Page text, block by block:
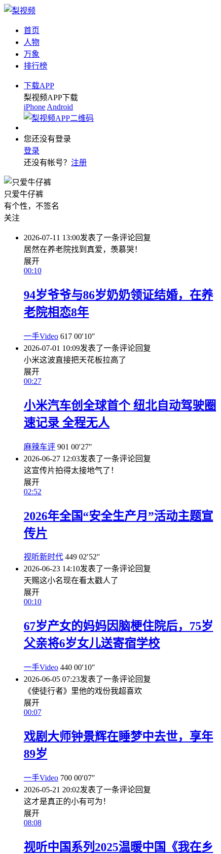
首页
人物
万象
排行榜
下载APP
梨视频APP下载
iPhone Android
您还没有登录
登录
还没有帐号？ 注册
只爱牛仔裤
有个性，不签名
关注
2026-07-11 13:00发表了一条评论回复
居然在养老院找到真爱，羡慕哭！
展开
00:10
94岁爷爷与86岁奶奶领证结婚，在养
老院相恋8年
一手Video 617 00′10″
2026-07-01 10:09发表了一条评论回复
小米这波直接把天花板拉高了
展开
00:27
小米汽车创全球首个 纽北自动驾驶圈
速记录 全程无人
麻辣车评 901 00′27″
2026-06-27 12:03发表了一条评论回复
这宣传片拍得太接地气了！
展开
02:52
2026年全国“安全生产月”活动主题宣
传片
视听新时代 449 02′52″
2026-06-23 14:10发表了一条评论回复
天赐这小名现在看太戳人了
展开
00:10
67岁产女的妈妈因脑梗住院后，75岁
父亲将6岁女儿送寄宿学校
一手Video 440 00′10″
2026-06-05 07:23发表了一条评论回复
《使徒行者》里他的戏份我超喜欢
展开
00:07
戏剧大师钟景辉在睡梦中去世，享年
89岁
一手Video 700 00′07″
2026-05-21 20:02发表了一条评论回复
这才是真正的小有可为！
展开
08:08
视听中国系列2025温暖中国《我在乡